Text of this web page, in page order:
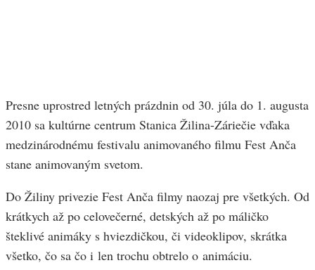
Presne uprostred letných prázdnin od 30. júla do 1. augusta
2010 sa kultúrne centrum Stanica Žilina-Záriečie vďaka
medzinárodnému festivalu animovaného filmu Fest Anča
stane animovaným svetom.
Do Žiliny privezie Fest Anča filmy naozaj pre všetkých. Od
krátkych až po celovečerné, detských až po máličko
šteklivé animáky s hviezdičkou, či videoklipov, skrátka
všetko, čo sa čo i len trochu obtrelo o animáciu.